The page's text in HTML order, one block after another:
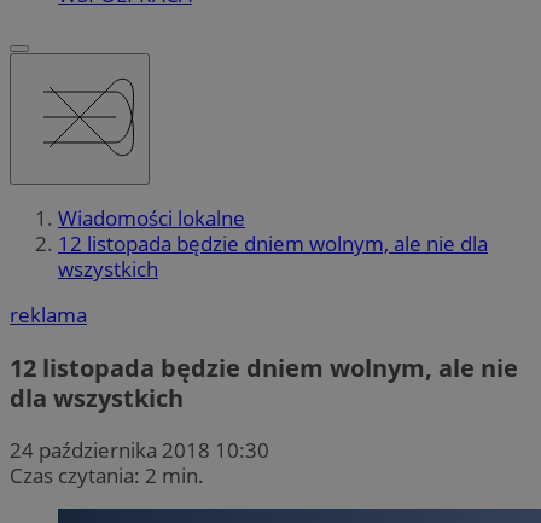
Wiadomości lokalne
12 listopada będzie dniem wolnym, ale nie dla
wszystkich
reklama
12 listopada będzie dniem wolnym, ale nie
dla wszystkich
24 października 2018 10:30
Czas czytania: 2 min.